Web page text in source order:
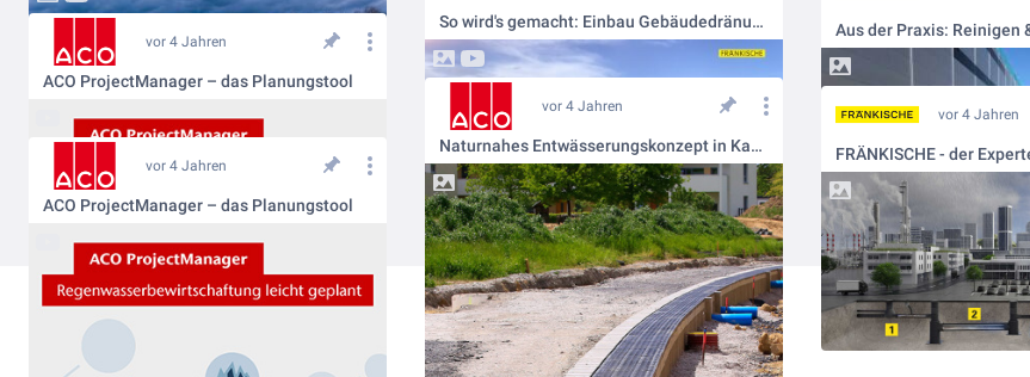
So wird's gemacht: Einbau Gebäudedränung mit opti-drän
vor 4 Jahren
ACO ProjectManager – das Planungstool
vor 4 Jahren
Naturnahes Entwässerungskonzept in Kamen
vor 4 Jahren
vor 4 Jahren
ACO ProjectManager – das Planungstool